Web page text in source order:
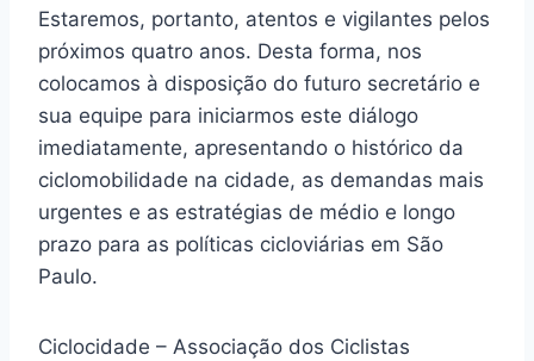
Estaremos, portanto, atentos e vigilantes pelos
próximos quatro anos. Desta forma, nos
colocamos à disposição do futuro secretário e
sua equipe para iniciarmos este diálogo
imediatamente, apresentando o histórico da
ciclomobilidade na cidade, as demandas mais
urgentes e as estratégias de médio e longo
prazo para as políticas cicloviárias em São
Paulo.
Ciclocidade – Associação dos Ciclistas